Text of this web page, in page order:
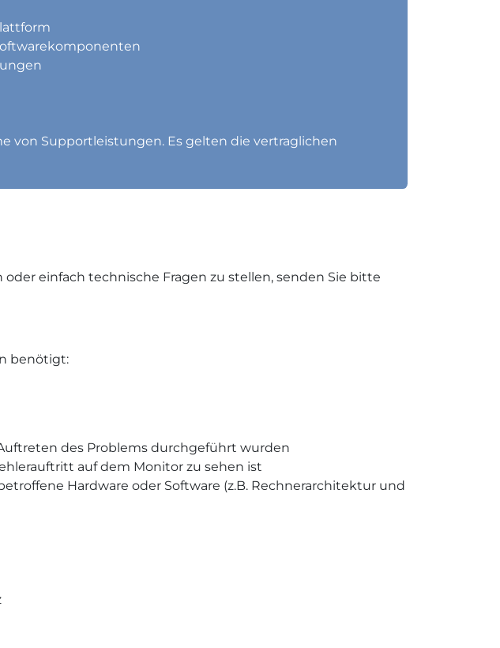
von Supportleistungen. Es gelten die vertraglichen
einfach technische Fragen zu stellen, senden Sie bitte
benötigt:
des Problems durchgeführt wurden
auf dem Monitor zu sehen ist
Hardware oder Software (z.B. Rechnerarchitektur und